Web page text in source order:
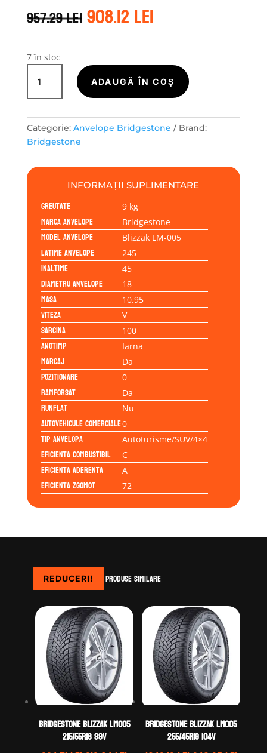
957.29leiPrețul
inițial
957.29 lei.
908.12leiPrețul
curent
7 în stoc
Cantitate
Bridgestone
BLIZZAK
005
245/45R18
ADAUGĂ ÎN COȘ
Categorie: Anvelope Bridgestone
Brand:
Bridgestone
INFORMAȚII SUPLIMENTARE
Greutate 9 kg
Marca anvelope Bridgestone
Model anvelope Blizzak LM-005
Latime anvelope 245
Inaltime 45
Diametru anvelope 18
Masa 10.95
Viteza V
Sarcina 100
Anotimp Iarna
Marcaj Da
Pozitionare 0
Ramforsat Da
Runflat Nu
Autovehicule comerciale0
Tip anvelopa Autoturisme/SUV/4×4
Eficienta Combustibil C
Eficienta Aderenta A
Eficienta Zgomot 72
Produse similare
REDUCERI!
Bridgestone BLIZZAK LM005
215/55R18 99V
REDUCERI!
Bridgestone BLIZZAK LM005
255/45R19 104V
REDUCERI!
REDUCERI!